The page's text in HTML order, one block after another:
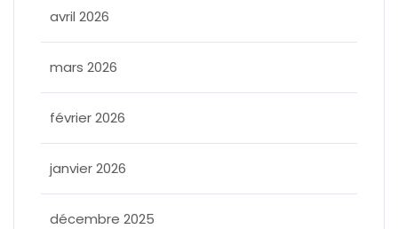
avril 2026
mars 2026
février 2026
janvier 2026
décembre 2025